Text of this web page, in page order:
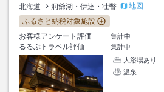
北海道 洞爺湖・伊達・壮瞥
地図
ふるさと納税対象施設
お客様アンケート評価
集計中
るるぶトラベル評価
集計中
大浴場あり
温泉